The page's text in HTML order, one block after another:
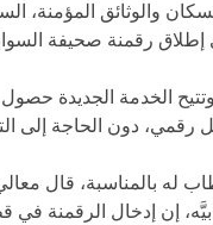
إطلاق رقمنة صحيفة
وتتيح الخدمة الجديدة
رقمي، دون الحاجة إلى
له بالمناسبة، قال
بيَّه، إن إدخال الرقمنة في